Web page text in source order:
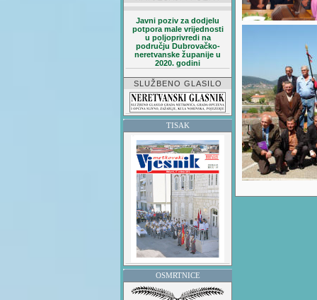
Javni poziv za dodjelu
potpora male vrijednosti
u poljoprivredi na
području Dubrovačko-
neretvanske županije u
2020. godini
SLUŽBENO GLASILO
TISAK
OSMRTNICE